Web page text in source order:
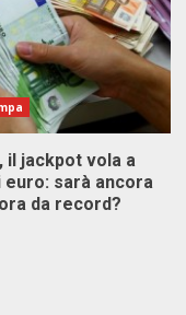
il jackpot vola a
euro: sarà ancora
da record?